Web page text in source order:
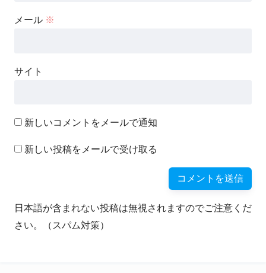
メール ※
サイト
新しいコメントをメールで通知
新しい投稿をメールで受け取る
日本語が含まれない投稿は無視されますのでご注意くだ
さい。（スパム対策）